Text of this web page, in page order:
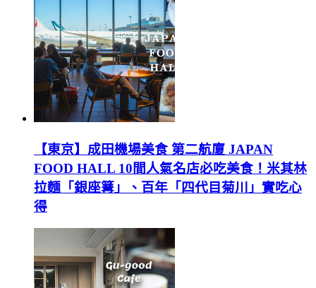
【東京】成田機場美食 第二航廈 JAPAN
FOOD HALL 10間人氣名店必吃美食！米其林
拉麵「銀座篝」、百年「四代目菊川」實吃心
得